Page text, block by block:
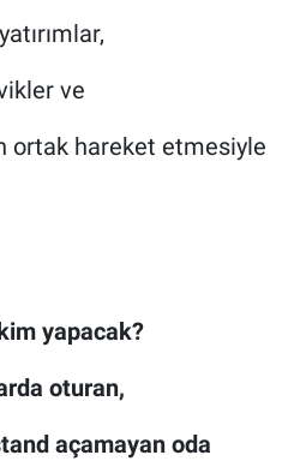
ve
ortak hareket etmesiyle
yapacak?
oturan,
açamayan oda